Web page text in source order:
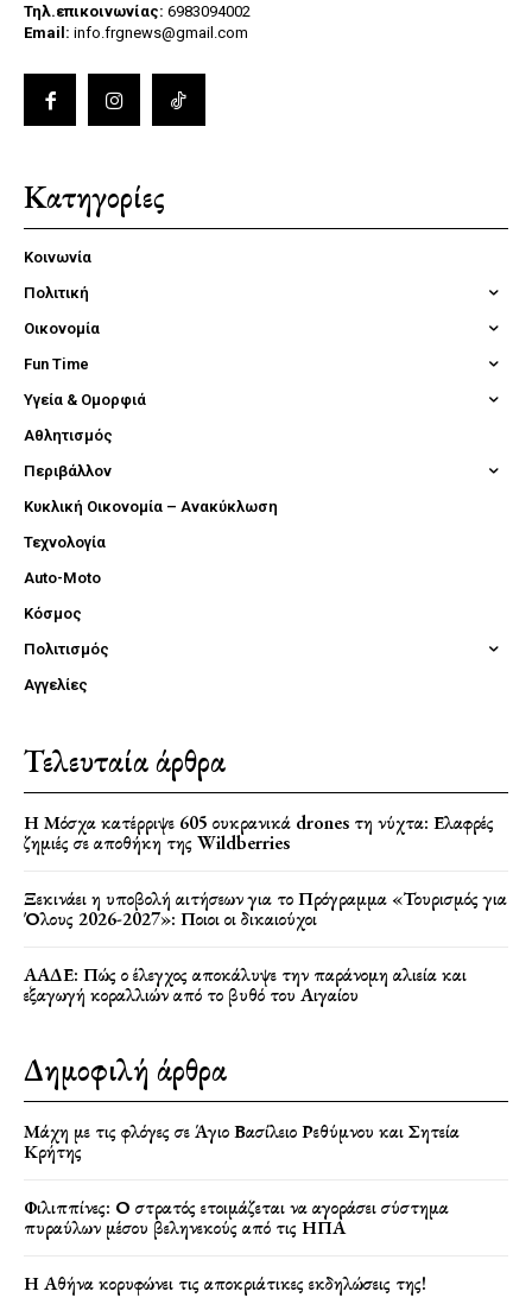
Τηλ.επικοινωνίας: 6983094002
Email: info.frgnews@gmail.com
Κατηγορίες
Κοινωνία
Πολιτική
Οικονομία
Fun Time
Υγεία & Ομορφιά
Αθλητισμός
Περιβάλλον
Κυκλική Οικονομία – Ανακύκλωση
Τεχνολογία
Auto-Moto
Κόσμος
Πολιτισμός
Αγγελίες
Τελευταία άρθρα
Η Μόσχα κατέρριψε 605 ουκρανικά drones τη νύχτα: Ελαφρές
ζημιές σε αποθήκη της Wildberries
Ξεκινάει η υποβολή αιτήσεων για το Πρόγραμμα «Τουρισμός για
Όλους 2026-2027»: Ποιοι οι δικαιούχοι
ΑΑΔΕ: Πώς ο έλεγχος αποκάλυψε την παράνομη αλιεία και
εξαγωγή κοραλλιών από το βυθό του Αιγαίου
Δημοφιλή άρθρα
Μάχη με τις φλόγες σε Άγιο Βασίλειο Ρεθύμνου και Σητεία
Κρήτης
Φιλιππίνες: Ο στρατός ετοιμάζεται να αγοράσει σύστημα
πυραύλων μέσου βεληνεκούς από τις ΗΠΑ
Η Αθήνα κορυφώνει τις αποκριάτικες εκδηλώσεις της!